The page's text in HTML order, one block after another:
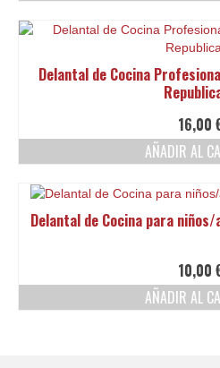
Delantal de Cocina
16,00
AÑADIR AL
Delantal de Cocina para niños/
10,00
AÑADIR AL